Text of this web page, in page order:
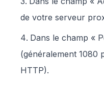
de votre serveur
Dans le champ «
(généralement 1080
HTTP).